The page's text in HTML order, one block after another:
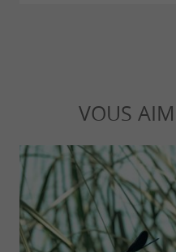
VOUS